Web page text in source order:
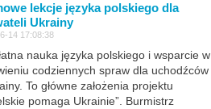
lekcje języka polskiego dla
Ukrainy
14 17:08:38
nauka języka polskiego i wsparcie w
codziennych spraw dla uchodźców
To główne założenia projektu
pomaga Ukrainie”. Burmistrz